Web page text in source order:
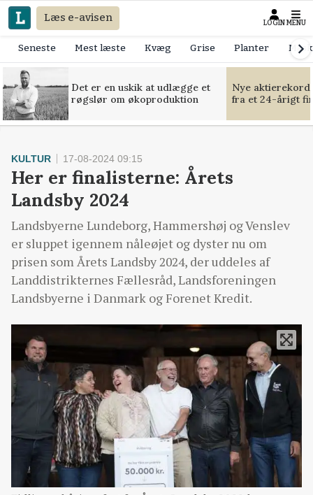
Læs e-avisen LOGIN MENU
Seneste Mest læste Kvæg Grise Planter
Det er en uskik at udlægge et
røgslør om økoproduktion
Nye
fra et 24-årigt
KULTUR 17-08-2024 09:15
Her er finalisterne: Årets
Landsby 2024
Landsbyerne Lundeborg, Hammershøj og Venslev
er sluppet igennem nåleøjet og dyster nu om
prisen som Årets Landsby 2024, der uddeles af
Landdistrikternes Fællesråd, Landsforeningen
Landsbyerne i Danmark og Forenet Kredit.